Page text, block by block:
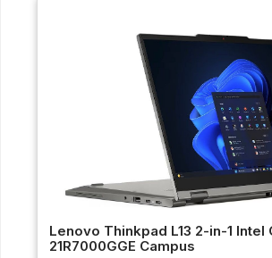
Lenovo Thinkpad L13 2-in-1 Intel
21R7000GGE Campus